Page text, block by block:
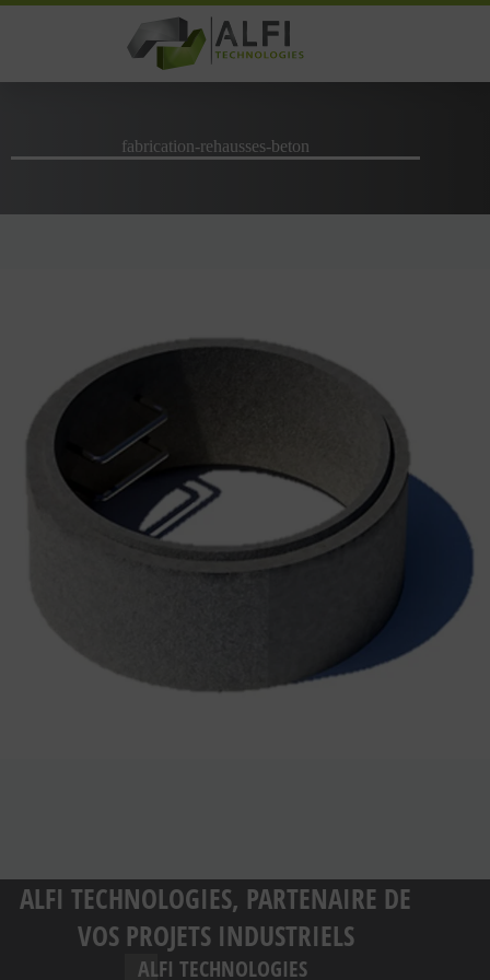
Passer
fabrication-rehausses-beton
ALFI TECHNOLOGIES, PARTENAIRE DE
VOS PROJETS INDUSTRIELS
ALFI TECHNOLOGIES